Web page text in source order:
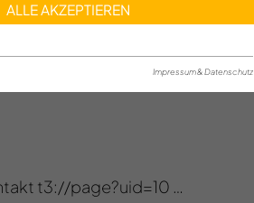
t3://page?uid=10 …
ALLE AKZEPTIEREN
Impressum & Datenschutz